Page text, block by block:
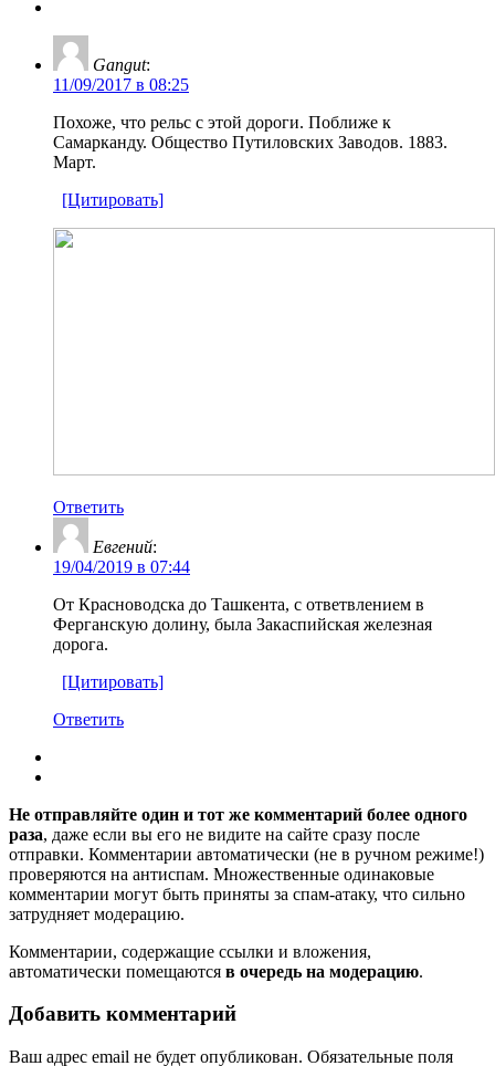
Gangut:
11/09/2017 в 08:25
Похоже, что рельс с этой дороги. Поближе к
Самарканду. Общество Путиловских Заводов. 1883.
Март.
[Цитировать]
Ответить
Евгений:
19/04/2019 в 07:44
От Красноводска до Ташкента, с ответвлением в
Ферганскую долину, была Закаспийская железная
дорога.
[Цитировать]
Ответить
Не отправляйте один и тот же комментарий более одного
раза, даже если вы его не видите на сайте сразу после
отправки. Комментарии автоматически (не в ручном режиме!)
проверяются на антиспам. Множественные одинаковые
комментарии могут быть приняты за спам-атаку, что сильно
затрудняет модерацию.
Комментарии, содержащие ссылки и вложения,
автоматически помещаются в очередь на модерацию.
Добавить комментарий
Ваш адрес email не будет опубликован. Обязательные поля